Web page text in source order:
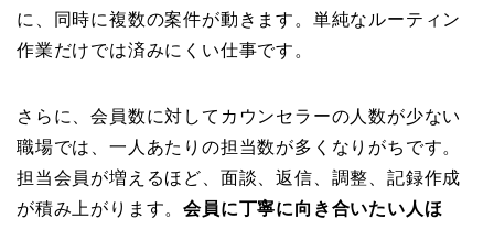
に、同時に複数の案件が動きます。単純なルーティン
作業だけでは済みにくい仕事です。
さらに、会員数に対してカウンセラーの人数が少ない
職場では、一人あたりの担当数が多くなりがちです。
担当会員が増えるほど、面談、返信、調整、記録作成
が積み上がります。会員に丁寧に向き合いたい人ほ